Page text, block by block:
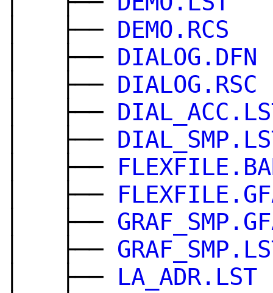
│ ├── DEMO.RCS
│ ├── DIALOG.DFN
│ ├── DIALOG.RSC
│ ├──
│ ├──
│ ├──
│ ├──
│ ├──
│ ├──
│ ├── LA_ADR.LST